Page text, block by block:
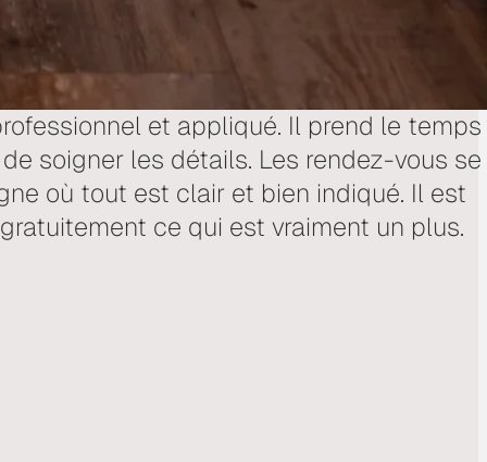
et appliqué. Il prend le temps
soigner les détails. Les rendez-vous se
où tout est clair et bien indiqué. Il est
ce qui est vraiment un plus.